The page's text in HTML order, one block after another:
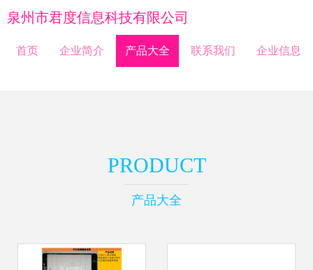
泉州市君度信息科技有限公司
首页 企业简介 产品大全 联系我们 企业信息
PRODUCT
产品大全